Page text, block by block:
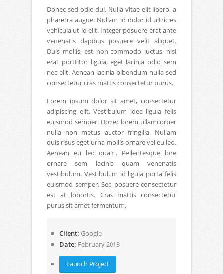
Donec sed odio dui. Nulla vitae elit libero, a
pharetra augue. Nullam id dolor id ultricies
vehicula ut id elit. Integer posuere erat ante
venenatis dapibus posuere velit aliquet.
Duis mollis, est non commodo luctus, nisi
erat porttitor ligula, eget lacinia odio sem
nec elit. Aenean lacinia bibendum nulla sed
consectetur cras mattis consectetur purus.
Lorem ipsum dolor sit amet, consectetur
adipiscing elit. Vestibulum idea ligula felis
euismod semper. Donec lorem ullamcorper
nulla non metus auctor fringilla. Nullam
quis risus eget urna mollis ornare vel eu leo.
Aenean eu leo quam. Pellentesque lore
ornare sem lacinia quam venenatis
vestibulum. Vestibulum id ligula porta felis
euismod semper. Sed posuere consectetur
est at lobortis. Cras mattis consectetur
purus sit amet fermentum.
Client: Google
Date: February 2013
Launch Project